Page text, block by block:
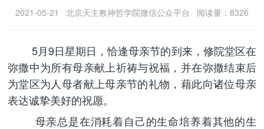
认识天主
服务中心
政策法规
时事新闻
2021-05-21 北京天主教神哲学院微信公众平台 阅读量：8326
5月9日星期日，恰逢母亲节的到来，修院堂区在
弥撒中为所有母亲献上祈祷与祝福，并在弥撒结束后
为堂区为人母者献上母亲节的礼物，藉此向诸位母亲
表达诚挚美好的祝愿。
母亲总是在消耗着自己的生命培养着其他的生